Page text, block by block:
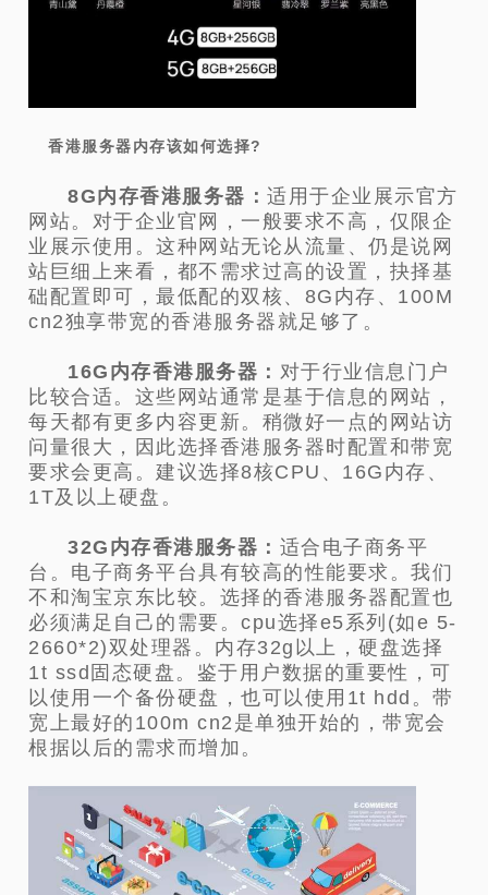
香港服务器内存该如何选择?
8G内存香港服务器：适用于企业展示官方
网站。对于企业官网，一般要求不高，仅限企
业展示使用。这种网站无论从流量、仍是说网
站巨细上来看，都不需求过高的设置，抉择基
础配置即可，最低配的双核、8G内存、100M
cn2独享带宽的香港服务器就足够了。
16G内存香港服务器： 对于行业信息门户
比较合适。这些网站通常是基于信息的网站，
每天都有更多内容更新。稍微好一点的网站访
问量很大，因此选择香港服务器时配置和带宽
要求会更高。建议选择8核CPU、16G内存、
1T及以上硬盘。
32G内存香港服务器： 适合电子商务平
台。电子商务平台具有较高的性能要求。我们
不和淘宝京东比较。选择的香港服务器配置也
必须满足自己的需要。cpu选择e5系列(如e 5-
2660*2)双处理器。内存32g以上，硬盘选择
1t ssd固态硬盘。鉴于用户数据的重要性，可
以使用一个备份硬盘，也可以使用1t hdd。带
宽上最好的100m cn2是单独开始的，带宽会
根据以后的需求而增加。